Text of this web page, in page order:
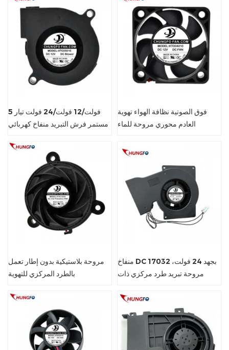
5 فولت/12 فولت/24 فولت تيار
مستمر فرش التبريد منفاخ كهربائي
فوق الصوتية نظافة الهواء تهوية
العادم محوري مروحة للماء
مروحة بلاستيكية بدون إطار تعمل
بالطرد المركزي للتهوية
منفاخ DC 17032 بجهد 24 فولت،
مروحة تبريد طرد مركزي ذات